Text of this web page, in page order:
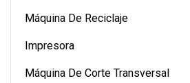
Máquina De Reciclaje
Impresora
Máquina De Corte Transversal